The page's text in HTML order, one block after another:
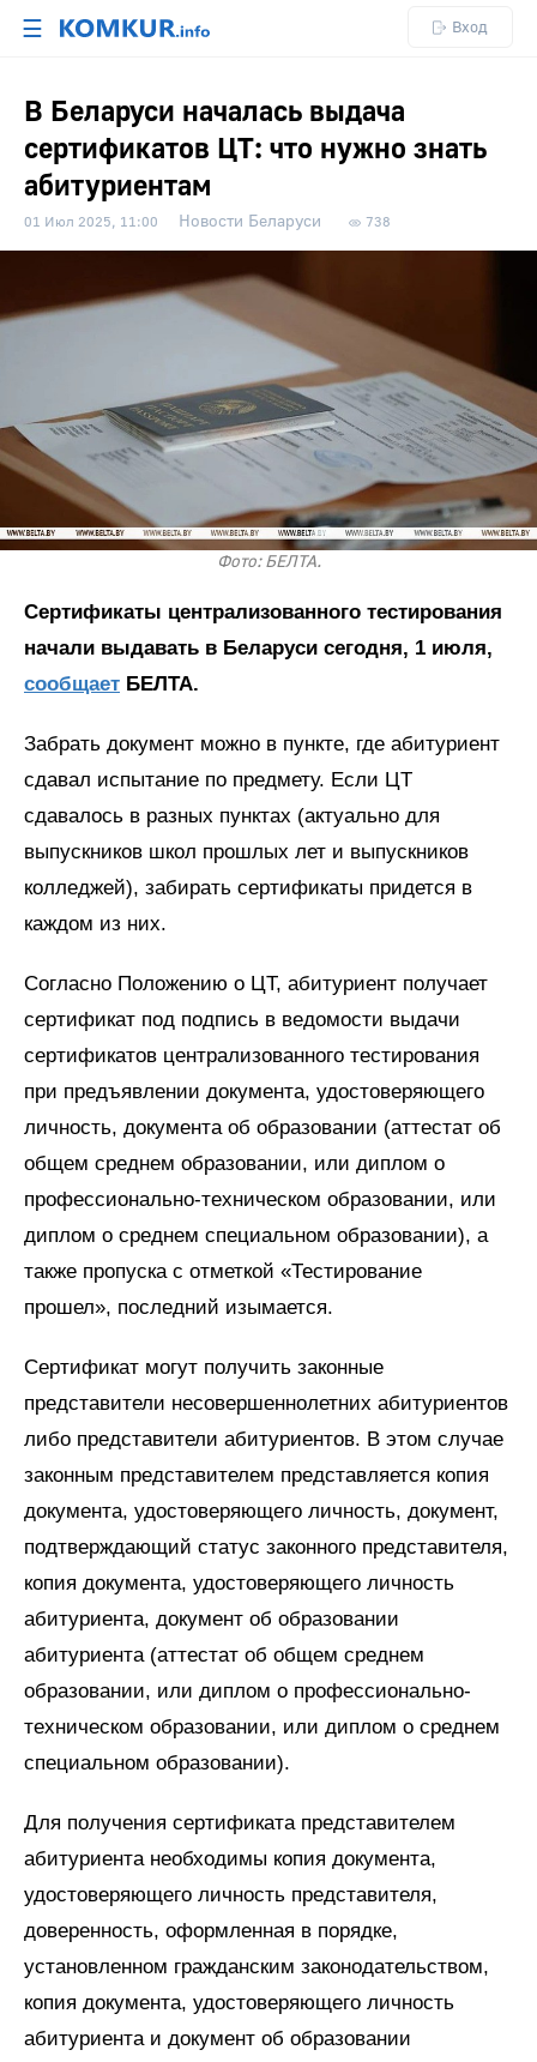
☰ Вход
В Беларуси началась выдача
сертификатов ЦТ: что нужно знать
абитуриентам
01 Июл 2025, 11:00 Новости Беларуси 738
Фото: БЕЛТА.
Сертификаты централизованного тестирования
начали выдавать в Беларуси сегодня, 1 июля,
сообщает БЕЛТА.
Забрать документ можно в пункте, где абитуриент
сдавал испытание по предмету. Если ЦТ
сдавалось в разных пунктах (актуально для
выпускников школ прошлых лет и выпускников
колледжей), забирать сертификаты придется в
каждом из них.
Согласно Положению о ЦТ, абитуриент получает
сертификат под подпись в ведомости выдачи
сертификатов централизованного тестирования
при предъявлении документа, удостоверяющего
личность, документа об образовании (аттестат об
общем среднем образовании, или диплом о
профессионально-техническом образовании, или
диплом о среднем специальном образовании), а
также пропуска с отметкой «Тестирование
прошел», последний изымается.
Сертификат могут получить законные
представители несовершеннолетних абитуриентов
либо представители абитуриентов. В этом случае
законным представителем представляется копия
документа, удостоверяющего личность, документ,
подтверждающий статус законного представителя,
копия документа, удостоверяющего личность
абитуриента, документ об образовании
абитуриента (аттестат об общем среднем
образовании, или диплом о профессионально-
техническом образовании, или диплом о среднем
специальном образовании).
Для получения сертификата представителем
абитуриента необходимы копия документа,
удостоверяющего личность представителя,
доверенность, оформленная в порядке,
установленном гражданским законодательством,
копия документа, удостоверяющего личность
абитуриента и документ об образовании